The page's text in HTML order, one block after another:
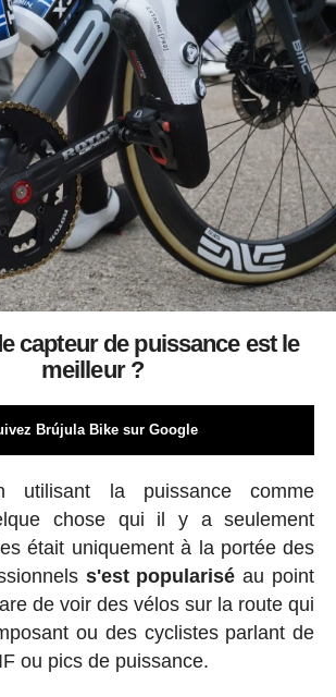
capteur de puissance est le
meilleur ?
Brújula Bike sur Google
utilisant la puissance comme
chose qui il y a seulement
était uniquement à la portée des
s'est popularisé au point
de voir des vélos sur la route qui
ou des cyclistes parlant de
ou pics de puissance.